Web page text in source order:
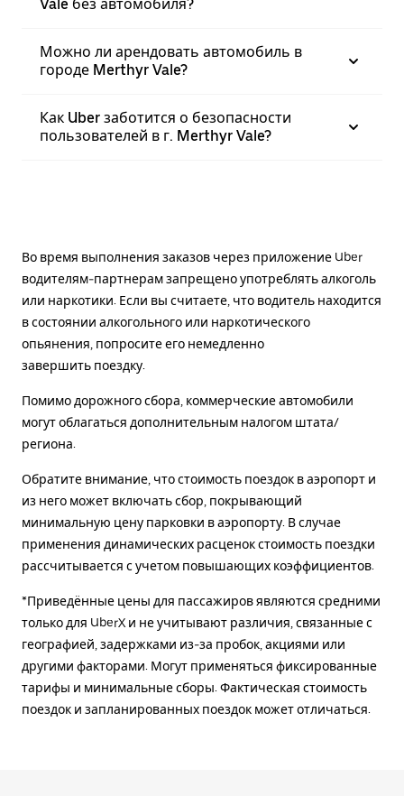
Vale без автомобиля?
Можно ли арендовать автомобиль в
городе Merthyr Vale?
Как Uber заботится о безопасности
пользователей в г. Merthyr Vale?
Во время выполнения заказов через приложение Uber
водителям-партнерам запрещено употреблять алкоголь
или наркотики. Если вы считаете, что водитель находится
в состоянии алкогольного или наркотического
опьянения, попросите его немедленно
завершить поездку.
Помимо дорожного сбора, коммерческие автомобили
могут облагаться дополнительным налогом штата/
региона.
Обратите внимание, что стоимость поездок в аэропорт и
из него может включать сбор, покрывающий
минимальную цену парковки в аэропорту. В случае
применения динамических расценок стоимость поездки
рассчитывается с учетом повышающих коэффициентов.
*Приведённые цены для пассажиров являются средними
только для UberX и не учитывают различия, связанные с
географией, задержками из-за пробок, акциями или
другими факторами. Могут применяться фиксированные
тарифы и минимальные сборы. Фактическая стоимость
поездок и запланированных поездок может отличаться.